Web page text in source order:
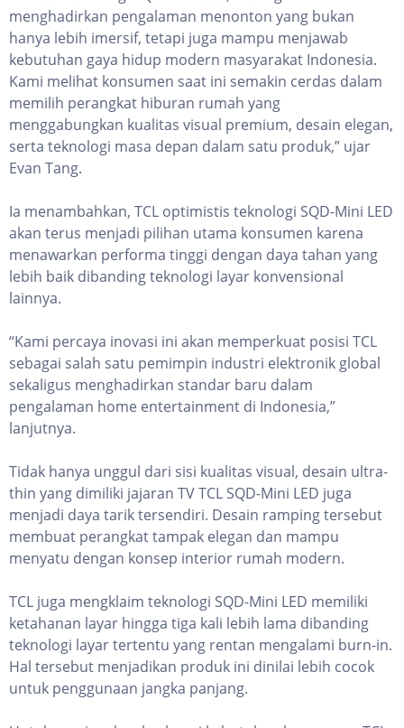
menghadirkan pengalaman menonton yang bukan
hanya lebih imersif, tetapi juga mampu menjawab
kebutuhan gaya hidup modern masyarakat Indonesia.
Kami melihat konsumen saat ini semakin cerdas dalam
memilih perangkat hiburan rumah yang
menggabungkan kualitas visual premium, desain elegan,
serta teknologi masa depan dalam satu produk,” ujar
Evan Tang.
Ia menambahkan, TCL optimistis teknologi SQD-Mini LED
akan terus menjadi pilihan utama konsumen karena
menawarkan performa tinggi dengan daya tahan yang
lebih baik dibanding teknologi layar konvensional
lainnya.
“Kami percaya inovasi ini akan memperkuat posisi TCL
sebagai salah satu pemimpin industri elektronik global
sekaligus menghadirkan standar baru dalam
pengalaman home entertainment di Indonesia,”
lanjutnya.
Tidak hanya unggul dari sisi kualitas visual, desain ultra-
thin yang dimiliki jajaran TV TCL SQD-Mini LED juga
menjadi daya tarik tersendiri. Desain ramping tersebut
membuat perangkat tampak elegan dan mampu
menyatu dengan konsep interior rumah modern.
TCL juga mengklaim teknologi SQD-Mini LED memiliki
ketahanan layar hingga tiga kali lebih lama dibanding
teknologi layar tertentu yang rentan mengalami burn-in.
Hal tersebut menjadikan produk ini dinilai lebih cocok
untuk penggunaan jangka panjang.